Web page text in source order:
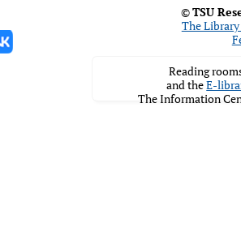
©TSU
The Library
Reading
and theE-
The Information